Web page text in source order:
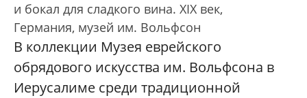
и бокал для сладкого вина. XIX век,
Германия, музей им. Вольфсон
В коллекции Музея еврейского
обрядового искусства им. Вольфсона в
Иерусалиме среди традиционной